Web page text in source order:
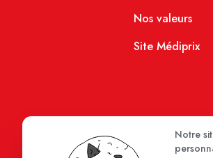
Nos valeurs
Site Médiprix
Notre